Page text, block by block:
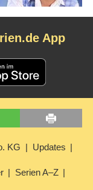
App
KG Updates
Serien A–Z